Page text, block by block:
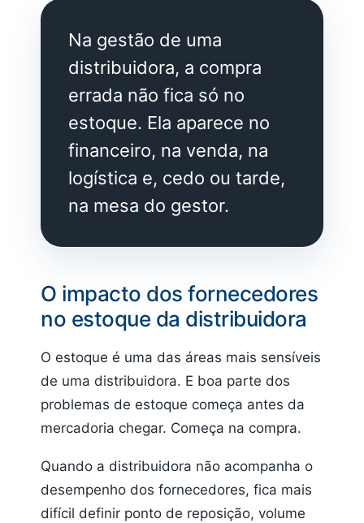
Na gestão de uma
distribuidora, a compra
errada não fica só no
estoque. Ela aparece no
financeiro, na venda, na
logística e, cedo ou tarde,
na mesa do gestor.
O impacto dos fornecedores
no estoque da distribuidora
O estoque é uma das áreas mais sensíveis
de uma distribuidora. E boa parte dos
problemas de estoque começa antes da
mercadoria chegar. Começa na compra.
Quando a distribuidora não acompanha o
desempenho dos fornecedores, fica mais
difícil definir ponto de reposição, volume